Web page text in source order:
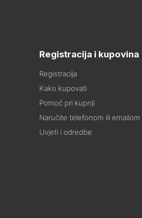
Registracija i kupovina
Registracija
Kako kupovati
Pomoć pri kupnji
Naručite telefonom ili emailom
Uvjeti i odredbe